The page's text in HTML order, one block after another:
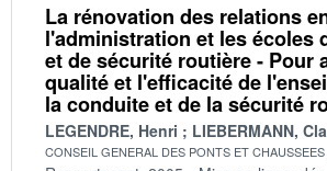
La rénovation des relations
l'administration et les écoles
et de sécurité routière - Pour
qualité et l'efficacité de
la conduite et de la sécurité
LEGENDRE, Henri LIEBERMANN,
CONSEIL GENERAL DES PONTS ET